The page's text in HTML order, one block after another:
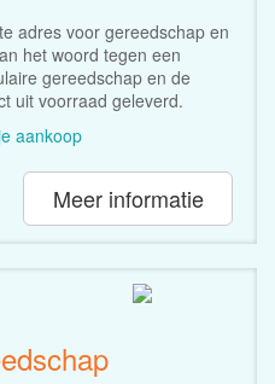
adres voor gereedschap en
het woord tegen een
gereedschap en de
uit voorraad geleverd.
aankoop
Meer informatie